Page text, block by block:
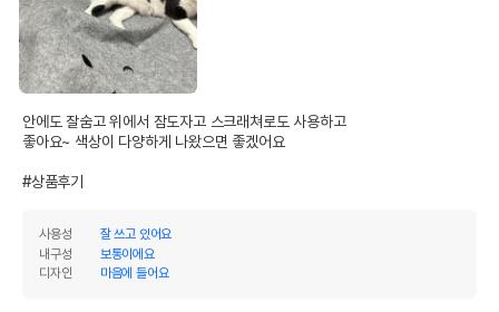
안에도 잘숨고 위에서 잠도자고 스크래쳐로도 사용하고
좋아요~ 색상이 다양하게 나왔으면 좋겠어요
#상품후기
사용성
잘 쓰고 있어요
내구성
보통이에요
디자인
마음에 들어요